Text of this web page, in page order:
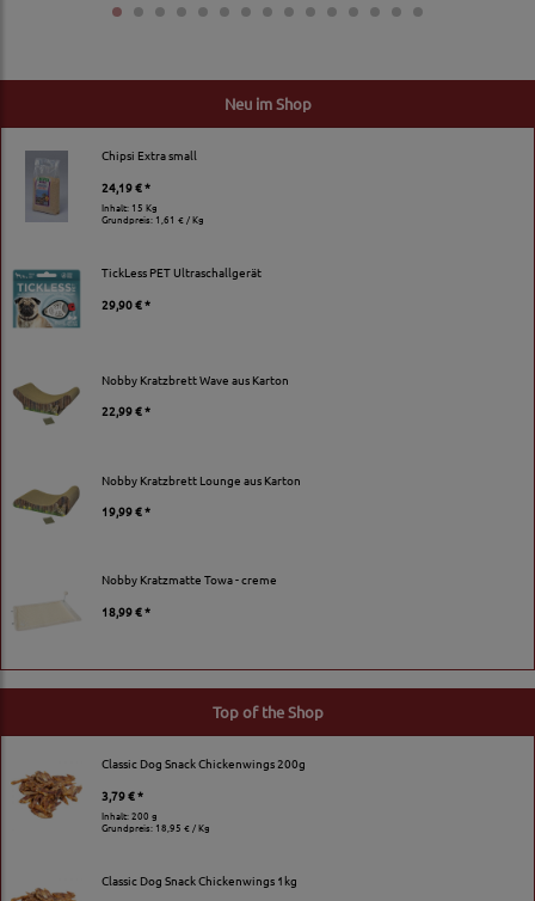
Neu im Shop
Chipsi Extra small
24,19 € *
Inhalt: 15 Kg
Grundpreis:1,61 € / Kg
TickLess PET Ultraschallgerät
29,90 € *
Nobby Kratzbrett Wave aus Karton
22,99 € *
Nobby Kratzbrett Lounge aus Karton
19,99 € *
Nobby Kratzmatte Towa - creme
18,99 € *
Top of the Shop
Classic Dog Snack Chickenwings 200g
3,79 € *
Inhalt: 200 g
Grundpreis:18,95 € / Kg
Classic Dog Snack Chickenwings 1kg